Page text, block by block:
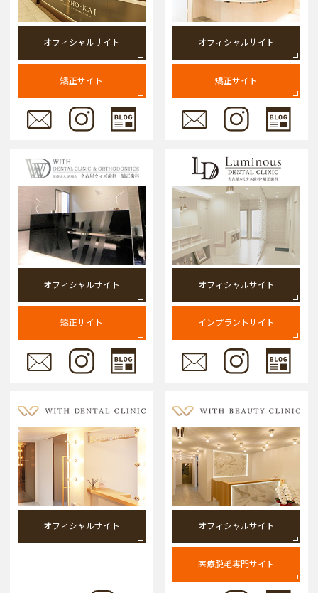
オフィシャルサイト
矯正サイト
オフィシャルサイト
矯正サイト
オフィシャルサイト
矯正サイト
オフィシャルサイト
インプラントサイト
オフィシャルサイト オフィシャルサイト
医療脱毛専門サイト